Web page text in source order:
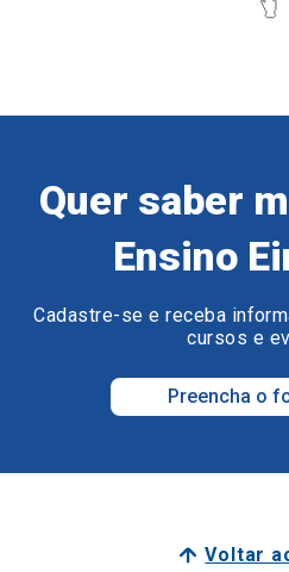
Quer saber
Ensino
Cadastre-se e receba
cursos e
Preencha o
Voltar